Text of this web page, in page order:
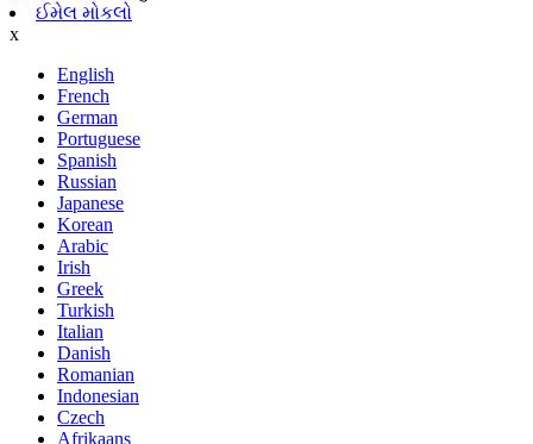
ઈમેલ મોકલો
x
English
French
German
Portuguese
Spanish
Russian
Japanese
Korean
Arabic
Irish
Greek
Turkish
Italian
Danish
Romanian
Indonesian
Czech
Afrikaans